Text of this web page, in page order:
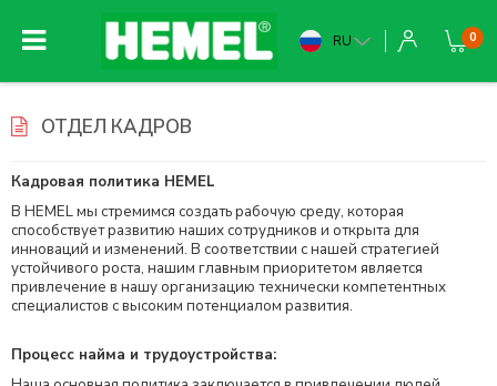
RU 0
ОТДЕЛ КАДРОВ
Кадровая политика HEMEL
В HEMEL мы стремимся создать рабочую среду, которая
способствует развитию наших сотрудников и открыта для
инноваций и изменений. В соответствии с нашей стратегией
устойчивого роста, нашим главным приоритетом является
привлечение в нашу организацию технически компетентных
специалистов с высоким потенциалом развития.
Процесс найма и трудоустройства: